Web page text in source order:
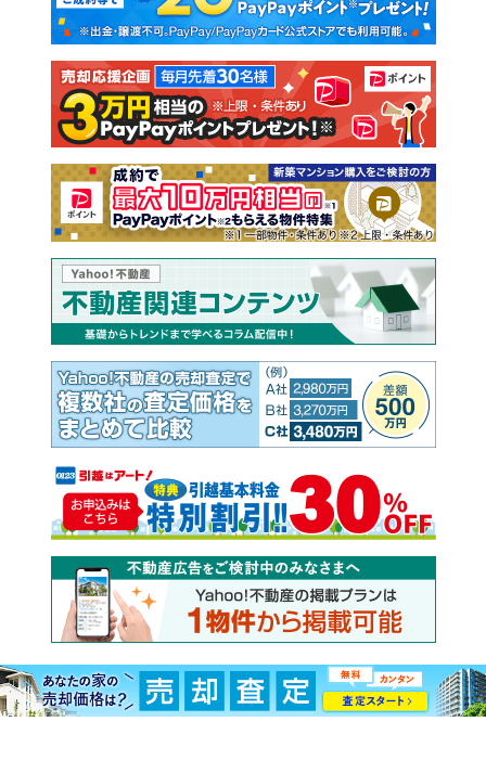
新築一戸建て 中古一戸建て
注文住宅 土地
売却査定